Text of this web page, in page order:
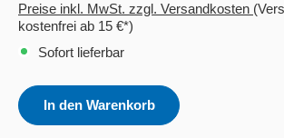
Preise inkl. MwSt. zzgl. Versandkosten
kostenfrei ab 15 €*)
Sofort lieferbar
In den Warenkorb